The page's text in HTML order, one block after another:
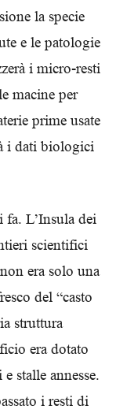
la specie
e le patologie
i micro-resti
macine per
prime usate
i dati biologici
L’Insula dei
scientifici
era solo una
del “casto
struttura
era dotato
stalle annesse.
i resti di